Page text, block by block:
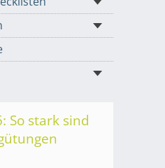
So stark sind